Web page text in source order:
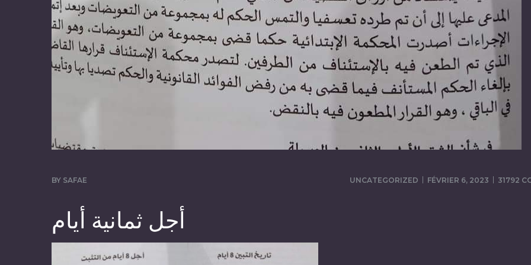
BY SAFAE UNCATEGORIZED FÉVRIER 6, 2023 31792
أجل ثمانية أيام